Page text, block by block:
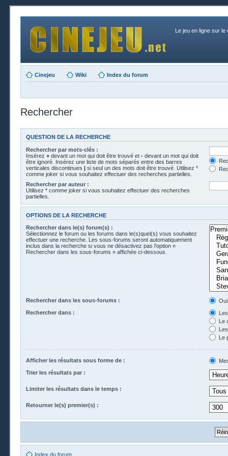
Le jeu en ligne sur le
Cinejeu Wiki Index du forum
Rechercher
QUESTION DE LA RECHERCHE
Rechercher par mots-clés :
Insérez + devant un mot qui doit être trouvé et - devant un mot qui doit
être ignoré. Insérez une liste de mots séparés entre des barres
verticales discontinues | si seul un des mots doit être trouvé. Utilisez *
comme joker si vous souhaitez effectuer des recherches partielles.
Rechercher par auteur :
Utilisez * comme joker si vous souhaitez effectuer des recherches
partielles.
OPTIONS DE LA RECHERCHE
Rechercher dans le(s) forum(s) :
Sélectionnez le forum ou les forums dans le(s)quel(s) vous souhaitez
effectuer une recherche. Les sous-forums seront automatiquement
inclus dans la recherche si vous ne désactivez pas l’option «
Rechercher dans les sous-forums » affichée ci-dessous.
Rechercher dans les sous-forums :
Oui
Rechercher dans :
Le
Le
Afficher les résultats sous forme de :
Trier les résultats par :
Limiter les résultats dans le temps :
Retourner le(s) premier(s) :
Index du forum